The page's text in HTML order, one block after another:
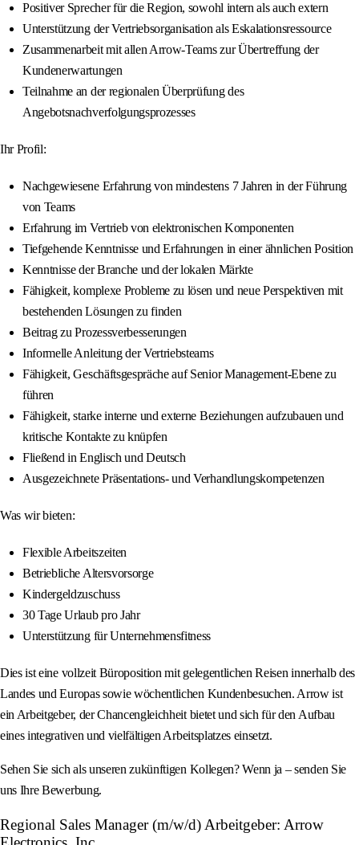
Positiver Sprecher für die Region, sowohl intern als auch extern
Unterstützung der Vertriebsorganisation als Eskalationsressource
Zusammenarbeit mit allen Arrow-Teams zur Übertreffung der
Kundenerwartungen
Teilnahme an der regionalen Überprüfung des
Angebotsnachverfolgungsprozesses
Ihr Profil:
Nachgewiesene Erfahrung von mindestens 7 Jahren in der Führung
von Teams
Erfahrung im Vertrieb von elektronischen Komponenten
Tiefgehende Kenntnisse und Erfahrungen in einer ähnlichen Position
Kenntnisse der Branche und der lokalen Märkte
Fähigkeit, komplexe Probleme zu lösen und neue Perspektiven mit
bestehenden Lösungen zu finden
Beitrag zu Prozessverbesserungen
Informelle Anleitung der Vertriebsteams
Fähigkeit, Geschäftsgespräche auf Senior Management-Ebene zu
führen
Fähigkeit, starke interne und externe Beziehungen aufzubauen und
kritische Kontakte zu knüpfen
Fließend in Englisch und Deutsch
Ausgezeichnete Präsentations- und Verhandlungskompetenzen
Was wir bieten:
Flexible Arbeitszeiten
Betriebliche Altersvorsorge
Kindergeldzuschuss
30 Tage Urlaub pro Jahr
Unterstützung für Unternehmensfitness
Dies ist eine vollzeit Büroposition mit gelegentlichen Reisen innerhalb des
Landes und Europas sowie wöchentlichen Kundenbesuchen. Arrow ist
ein Arbeitgeber, der Chancengleichheit bietet und sich für den Aufbau
eines integrativen und vielfältigen Arbeitsplatzes einsetzt.
Sehen Sie sich als unseren zukünftigen Kollegen? Wenn ja – senden Sie
uns Ihre Bewerbung.
Regional Sales Manager (m/w/d) Arbeitgeber: Arrow